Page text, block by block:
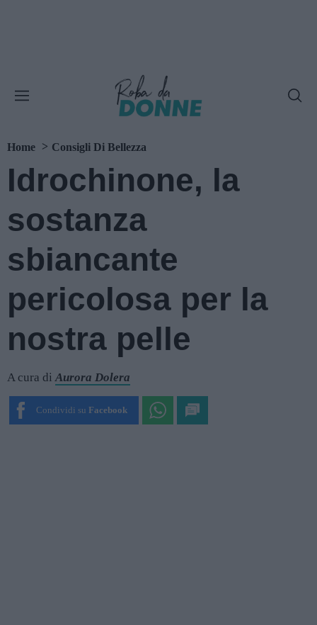
Home Consigli Di Bellezza
Idrochinone, la
sostanza
sbiancante
pericolosa per la
nostra pelle
A cura diAurora Dolera
Condividi su Facebook